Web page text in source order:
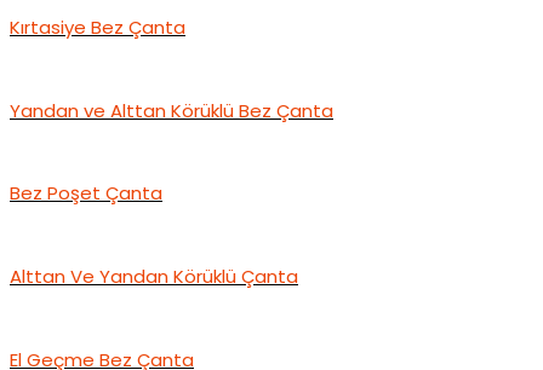
Kırtasiye Bez Çanta
Yandan ve Alttan Körüklü Bez Çanta
Bez Poşet Çanta
Alttan Ve Yandan Körüklü Çanta
El Geçme Bez Çanta